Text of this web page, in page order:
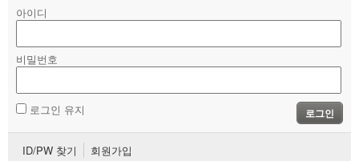
아이디
비밀번호
로그인 유지 로그인
ID/PW 찾기 회원가입
자료
부설기관
업무